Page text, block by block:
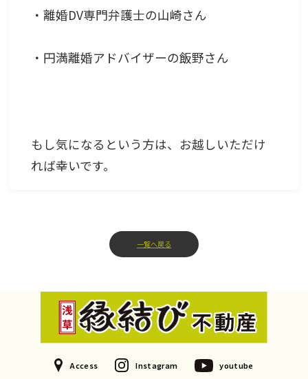
・離婚DV専門弁護士の山崎さん
・円満離婚アドバイザーの飯野さん
もし気になるという方は、お越しいただけ
れば幸いです。
一覧へ戻る
Access Instagram youtube